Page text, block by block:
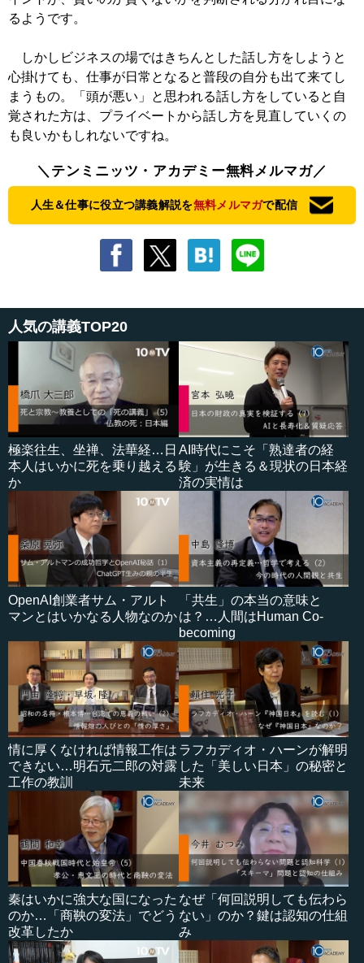
るようです。
しかしビジネスの場ではきちんとした話し方をしようと
心掛けても、仕事が日常となると普段の自分も出て来てし
まうもの。「頭が悪い」と思われる話し方をしていると自
覚された方は、プライベートから話し方を見直していくの
も良いかもしれないですね。
＼テンミニッツ・アカデミー無料メルマガ／
人生＆仕事に役立つ講義解説を無料メルマガで配信
人気の講義TOP20
極楽往生、坐禅、法華経…日
本人はいかに死を乗り越える
か
AI時代にこそ「熟達者の経
験」が生きる＆現状の日本経
済の実情は
OpenAI創業者サム・アルト
マンとはいかなる人物なのか
「共生」の本当の意味と
は？…人間はHuman Co-
becoming
情に厚くなければ情報工作は
できない…明石元二郎の対露
工作の教訓
ラフカディオ・ハーンが解明
した「美しい日本」の秘密と
未来
秦はいかに強大な国になった
のか…「商鞅の変法」でどう
改革したか
なぜ「何回説明しても伝わら
ない」のか？鍵は認知の仕組
み